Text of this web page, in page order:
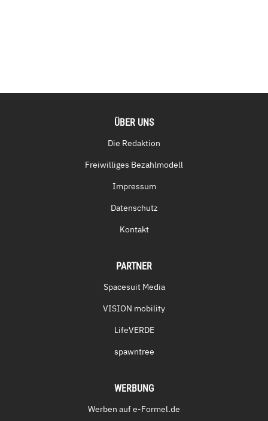
ÜBER UNS
Die Redaktion
Freiwilliges Bezahlmodell
Impressum
Datenschutz
Kontakt
PARTNER
Spacesuit Media
VISION mobility
LifeVERDE
spawntree
WERBUNG
Werben auf e-Formel.de